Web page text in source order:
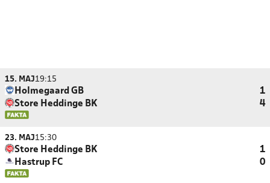
15. MAJ19:15
Holmegaard GB
1
Store Heddinge BK
4
23. MAJ15:30
Store Heddinge BK
1
Hastrup FC
0